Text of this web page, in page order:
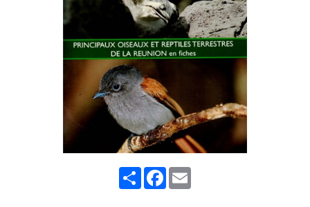
ShareFacebook
Email